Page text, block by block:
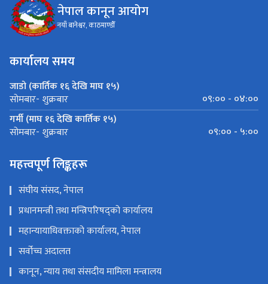
नेपाल कानून आयोग
नयाँ बानेश्वर, काठमाण्डौँ
कार्यालय समय
जाडो (कार्तिक १६ देखि माघ १५)
सोमबार- शुक्रबार
०९:०० - ०४:००
गर्मी (माघ १६ देखि कार्तिक १५)
सोमबार- शुक्रबार ०९:०० - ५:००
महत्त्वपूर्ण लिङ्कहरू
संघीय संसद, नेपाल
प्रधानमन्त्री तथा मन्त्रिपरिषद्को कार्यालय
महान्यायाधिवक्ताको कार्यालय, नेपाल
सर्वोच्च अदालत
कानून, न्याय तथा संसदीय मामिला मन्त्रालय